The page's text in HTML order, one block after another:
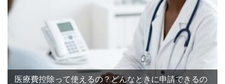
医療費控除って使えるの？どんなときに申請できるの